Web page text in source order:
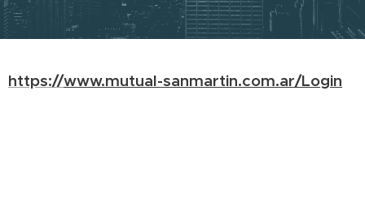
https://www.mutual-sanmartin.com.ar/Login